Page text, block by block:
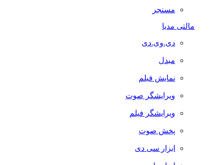
مسنجر
مالتی مدیا
دی.وی.دی
مبدل
نمایش فیلم
ویرایشگر صوت
ویرایشگر فیلم
پخش صوت
ابزار سی دی